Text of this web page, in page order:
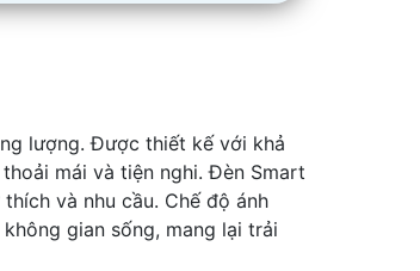
lượng. Được thiết kế với khả
mái và tiện nghi. Đèn Smart
và nhu cầu. Chế độ ánh
gian sống, mang lại trải